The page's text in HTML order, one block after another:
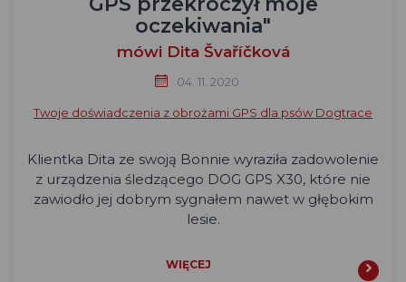
oczekiwania"
mówi Dita Švaříčková
04. 11. 2020
Twoje doświadczenia z obrożami GPS dla psów Dogtrace
Klientka Dita ze swoją Bonnie wyraziła zadowolenie
z urządzenia śledzącego DOG GPS X30, które nie
zawiodło jej dobrym sygnałem nawet w głębokim
lesie.
WIĘCEJ